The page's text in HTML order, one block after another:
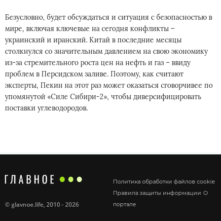
Безусловно, будет обсуждаться и ситуация с безопасностью в
мире, включая ключевые на сегодня конфликты –
украинский и иранский. Китай в последние месяцы
столкнулся со значительным давлением на свою экономику
из-за стремительного роста цен на нефть и газ – ввиду
проблем в Персидском заливе. Поэтому, как считают
эксперты, Пекин на этот раз может оказаться сговорчивее по
упомянутой «Силе Сибири-2», чтобы диверсифицировать
поставки углеводородов.
Политика обработки файлов cookie
Правила защиты информации О
портале
©glavnoe.life, 2010 - 2026